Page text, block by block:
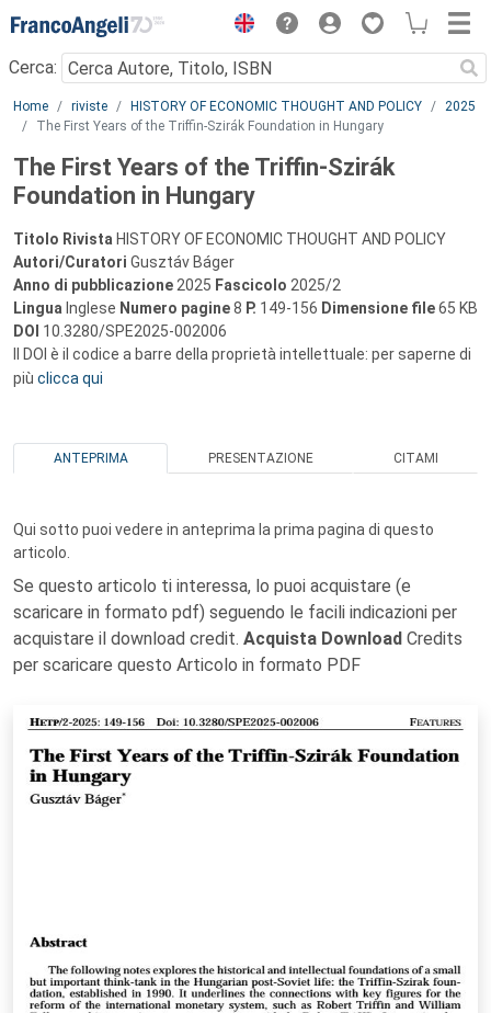
Menu
Cerca:
Main content
Home riviste HISTORY OF ECONOMIC THOUGHT AND POLICY
2025
The First Years of the Triffin-Szirák Foundation in Hungary
The First Years of the Triffin-Szirák
Foundation in Hungary
Titolo Rivista HISTORY OF ECONOMIC THOUGHT AND POLICY
Autori/Curatori Gusztáv Báger
Anno di pubblicazione 2025 Fascicolo 2025/2
Lingua Inglese Numero pagine8 P. 149-156 Dimensione file65 KB
DOI 10.3280/SPE2025-002006
Il DOI è il codice a barre della proprietà intellettuale: per saperne di
più clicca qui
ANTEPRIMA PRESENTAZIONE CITAMI
Qui sotto puoi vedere in anteprima la prima pagina di questo
articolo.
Se questo articolo ti interessa, lo puoi acquistare (e
scaricare in formato pdf) seguendo le facili indicazioni per
acquistare il download credit. Acquista Download Credits
per scaricare questo Articolo in formato PDF